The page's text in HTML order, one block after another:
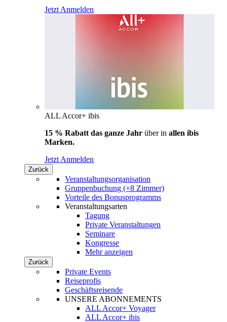
Jetzt Anmelden
ALL Accor+ ibis
15 % Rabatt das ganze Jahr über in allen ibis
Marken.
Jetzt Anmelden
Zurück
Veranstaltungsorganisation
Gruppenbuchung (+8 Zimmer)
Vorteile des Bonusprogramms
Veranstaltungsarten
Tagung
Private Veranstaltungen
Seminare
Kongresse
Mehr anzeigen
Zurück
Private Events
Reiseprofis
Geschäftsreisende
UNSERE ABONNEMENTS
ALL Accor+ Voyager
ALL Accor+ ibis